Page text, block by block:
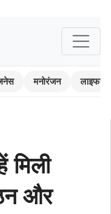
मनोरंजन
मिली
और